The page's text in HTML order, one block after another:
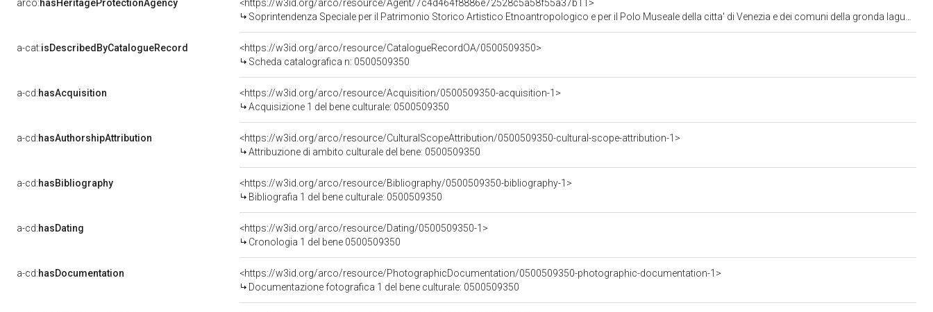
arco:hasHeritageProtectionAgency
<https://w3id.org/arco/resource/Agent/7c4d464f8886e72528c5a58f55a37b11>
Soprintendenza Speciale per il Patrimonio Storico Artistico Etnoantropologico e per il Polo Museale della citta' di Venezia e dei comuni della gronda lagunare
a-cat:isDescribedByCatalogueRecord
<https://w3id.org/arco/resource/CatalogueRecordOA/0500509350>
Scheda catalografica n: 0500509350
a-cd:hasAcquisition
<https://w3id.org/arco/resource/Acquisition/0500509350-acquisition-1>
Acquisizione 1 del bene culturale: 0500509350
a-cd:hasAuthorshipAttribution
<https://w3id.org/arco/resource/CulturalScopeAttribution/0500509350-cultural-scope-attribution-1>
Attribuzione di ambito culturale del bene: 0500509350
a-cd:hasBibliography
<https://w3id.org/arco/resource/Bibliography/0500509350-bibliography-1>
Bibliografia 1 del bene culturale: 0500509350
a-cd:hasDating
<https://w3id.org/arco/resource/Dating/0500509350-1>
Cronologia 1 del bene 0500509350
a-cd:hasDocumentation
<https://w3id.org/arco/resource/PhotographicDocumentation/0500509350-photographic-documentation-1>
Documentazione fotografica 1 del bene culturale: 0500509350